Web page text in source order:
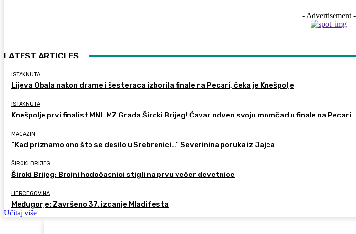
- Advertisement -
LATEST ARTICLES
ISTAKNUTA
Lijeva Obala nakon drame i šesteraca izborila finale na Pecari, čeka je Knešpolje
ISTAKNUTA
Knešpolje prvi finalist MNL MZ Grada Široki Brijeg! Ćavar odveo svoju momčad u finale na Pecari
MAGAZIN
“Kad priznamo ono što se desilo u Srebrenici…” Severinina poruka iz Jajca
ŠIROKI BRIJEG
Široki Brijeg: Brojni hodočasnici stigli na prvu večer devetnice
HERCEGOVINA
Međugorje: Završeno 37. izdanje Mladifesta
Učitaj više